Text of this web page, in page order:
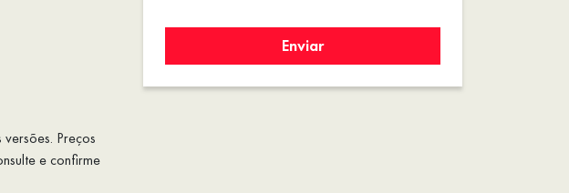
Preços
e confirme
Enviar